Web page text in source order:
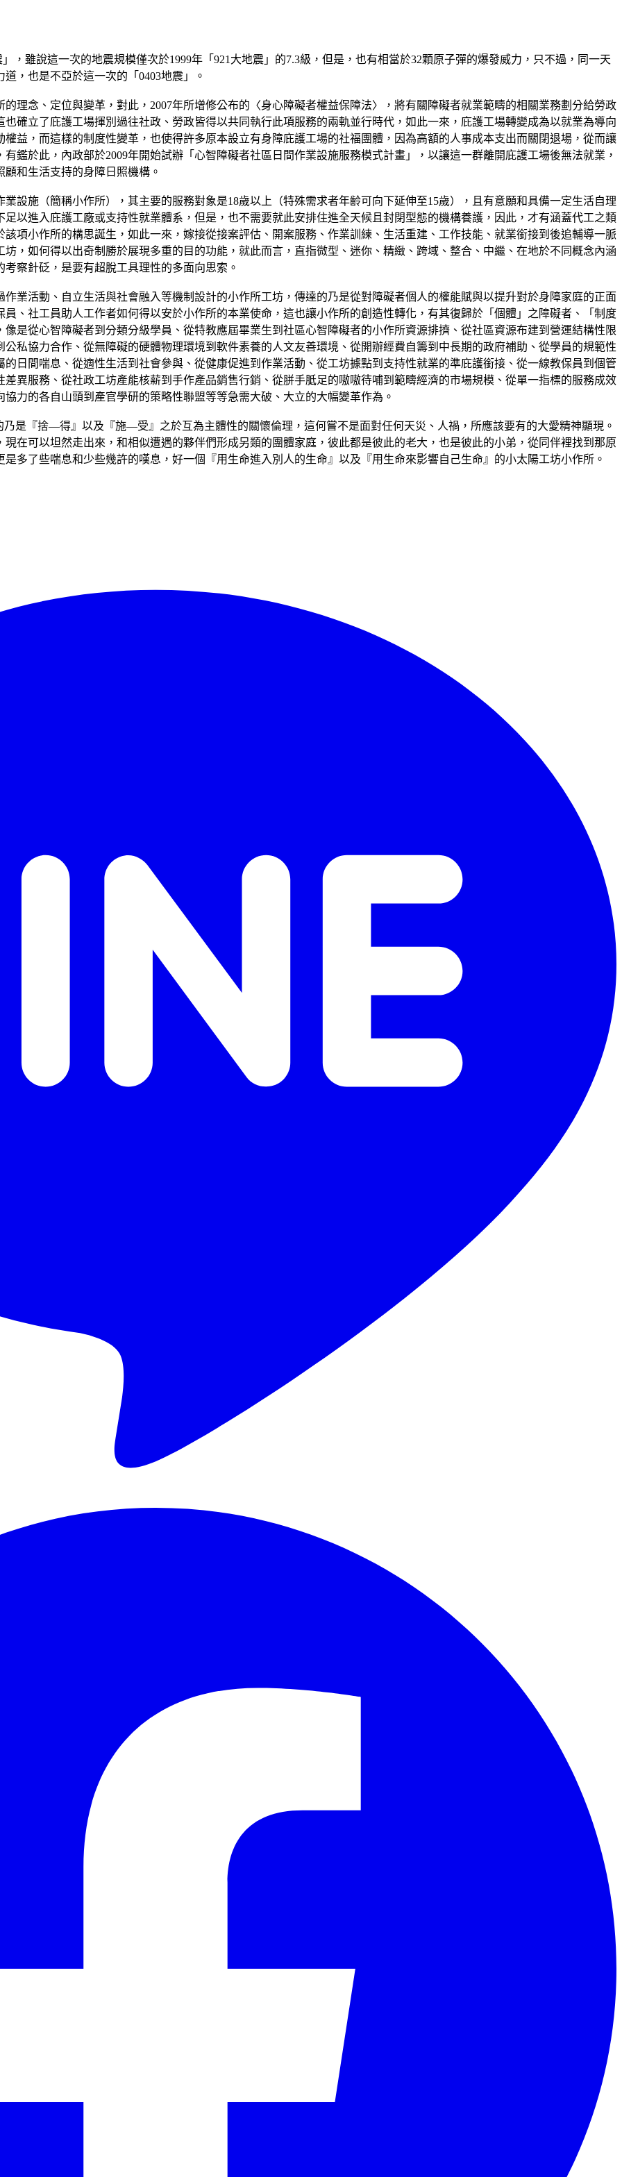
，雖說這一次的地震規模僅次於1999年「921大地震」的7.3級，但是，也有相當於32顆原子彈的爆發威力，只不過，同一天
，也是不亞於這一次的「0403地震」。
理念、定位與變革，對此，2007年所增修公布的〈身心障礙者權益保障法〉，將有關障礙者就業範疇的相關業務劃分給勞政
確立了庇護工場揮別過往社政、勞政皆得以共同執行此項服務的兩軌並行時代，如此一來，庇護工場轉變成為以就業為導向
益，而這樣的制度性變革，也使得許多原本設立有身障庇護工場的社福團體，因為高額的人事成本支出而關閉退場，從而讓
鑑於此，內政部於2009年開始試辦「心智障礙者社區日間作業設施服務模式計畫」，以讓這一群離開庇護工場後無法就業，
和生活支持的身障日照機構。
設施（簡稱小作所），其主要的服務對象是18歲以上（特殊需求者年齡可向下延伸至15歲），且有意願和具備一定生活自理
以進入庇護工廠或支持性就業體系，但是，也不需要就此安排住進全天候且封閉型態的機構養護，因此，才有涵蓋代工之類
項小作所的構思誕生，如此一來，嫁接從接案評估、開案服務、作業訓練、生活重建、工作技能、就業銜接到後追輔導一脈
，如何得以出奇制勝於展現多重的目的功能，就此而言，直指微型、迷你、精緻、跨域、整合、中繼、在地於不同概念內涵
察針砭，是要有超脫工具理性的多面向思索。
業活動、自立生活與社會融入等機制設計的小作所工坊，傳達的乃是從對障礙者個人的權能賦與以提升對於身障家庭的正面
、社工員助人工作者如何得以安於小作所的本業使命，這也讓小作所的創造性轉化，有其復歸於「個體」之障礙者、「制度
是從心智障礙者到分類分級學員、從特教應屆畢業生到社區心智障礙者的小作所資源排擠、從社區資源布建到營運結構性限
私協力合作、從無障礙的硬體物理環境到軟件素養的人文友善環境、從開辦經費自籌到中長期的政府補助、從學員的規範性
日間喘息、從適性生活到社會參與、從健康促進到作業活動、從工坊據點到支持性就業的準庇護銜接、從一線教保員到個管
異服務、從社政工坊產能核薪到手作產品銷售行銷、從胼手胝足的嗷嗷待哺到範疇經濟的市場規模、從單一指標的服務成效
力的各自山頭到產官學研的策略性聯盟等等急需大破、大立的大幅變革作為。
是『捨—得』以及『施—受』之於互為主體性的關懷倫理，這何嘗不是面對任何天災、人禍，所應該要有的大愛精神顯現。
在可以坦然走出來，和相似遭遇的夥伴們形成另類的團體家庭，彼此都是彼此的老大，也是彼此的小弟，從同伴裡找到那原
多了些喘息和少些幾許的嘆息，好一個『用生命進入別人的生命』以及『用生命來影響自己生命』的小太陽工坊小作所。